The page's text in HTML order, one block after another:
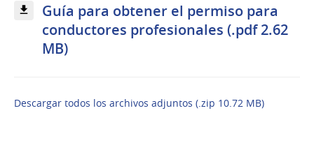
Guía para obtener el permiso para
conductores profesionales (.pdf 2.62
MB)
Descargar todos los archivos adjuntos (.zip 10.72 MB)